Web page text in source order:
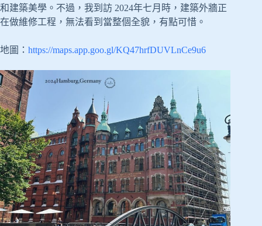
和建築美學。不過，我到訪 2024年七月時，建築外牆正
在做維修工程，無法看到當整個全貌，有點可惜。
地圖： https://maps.app.goo.gl/KQ47hrfDUVLnCe9u6